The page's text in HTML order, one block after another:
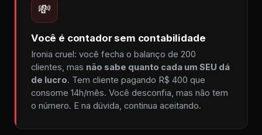
💸
Você é contador sem contabilidade
Ironia cruel: você fecha o balanço de 200
clientes, mas não sabe quanto cada um SEU dá
de lucro. Tem cliente pagando R$ 400 que
consome 14h/mês. Você desconfia, mas não tem
o número. E na dúvida, continua aceitando.